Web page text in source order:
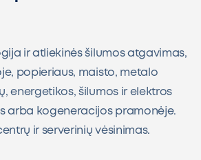
ir atliekinės šilumos atgavimas,
popieriaus, maisto, metalo
energetikos, šilumos ir elektros
arba kogeneracijos pramonėje.
ir serverinių vėsinimas.